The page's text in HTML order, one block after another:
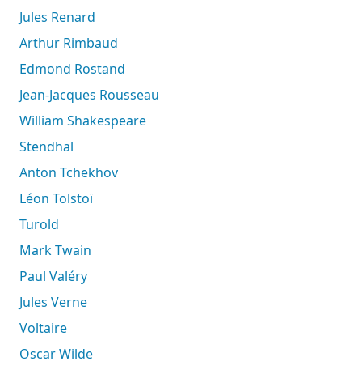
Jules Renard
Arthur Rimbaud
Edmond Rostand
Jean-Jacques Rousseau
William Shakespeare
Stendhal
Anton Tchekhov
Léon Tolstoï
Turold
Mark Twain
Paul Valéry
Jules Verne
Voltaire
Oscar Wilde